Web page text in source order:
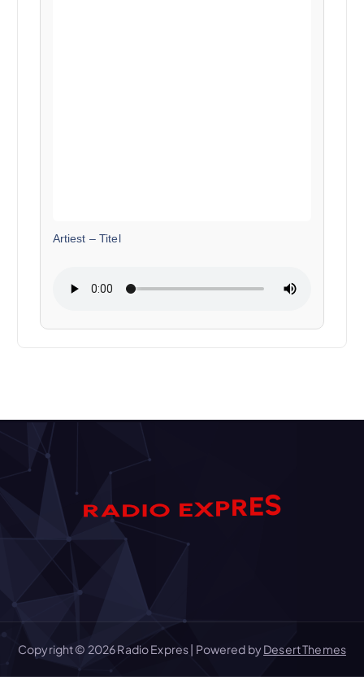
Artiest – Titel
RADIO EXPRES
Copyright © 2026 Radio Expres | Powered byDesert Themes